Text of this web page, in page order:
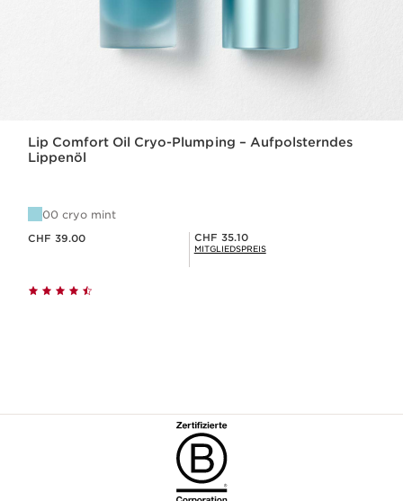
Lip Comfort Oil Cryo-Plumping – Aufpolsterndes
Lippenöl
00 cryo mint
CHF 39.00 Mitgliederpreis CHF 35.10
CHF 35.10
MITGLIEDSPREIS